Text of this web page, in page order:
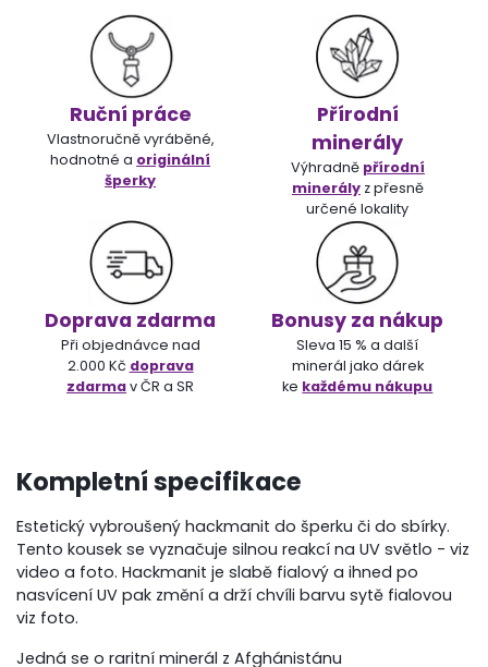
Ruční práce
Vlastnoručně vyráběné,
hodnotné a originální
šperky
Přírodní
minerály
Výhradně přírodní
minerályz přesně
určené lokality
Doprava zdarma
Při objednávce nad
2.000 Kč doprava
zdarmav ČR a SR
Bonusy za nákup
Sleva 15 % a další
minerál jako dárek
ke každému nákupu
Kompletní specifikace
Estetický vybroušený hackmanit do šperku či do sbírky.
Tento kousek se vyznačuje silnou reakcí na UV světlo - viz
video a foto. Hackmanit je slabě fialový a ihned po
nasvícení UV pak změní a drží chvíli barvu sytě fialovou
viz foto.
Jedná se o raritní minerál z Afghánistánu